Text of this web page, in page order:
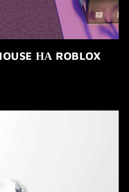
НА ROBLOX